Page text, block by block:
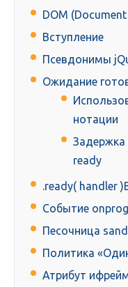
DOM
Вступление
Псевдонимы
Ожидание
нотации
Задержка
ready
.ready( handler
Событие
Песочница
Политика
Атрибут